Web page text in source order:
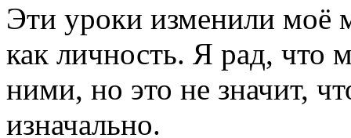
Эти уроки изменили моё
как личность. Я рад, что
ними, но это не значит,
изначально.